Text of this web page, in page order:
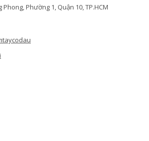
Phường 1, Quận 10, TP.HCM